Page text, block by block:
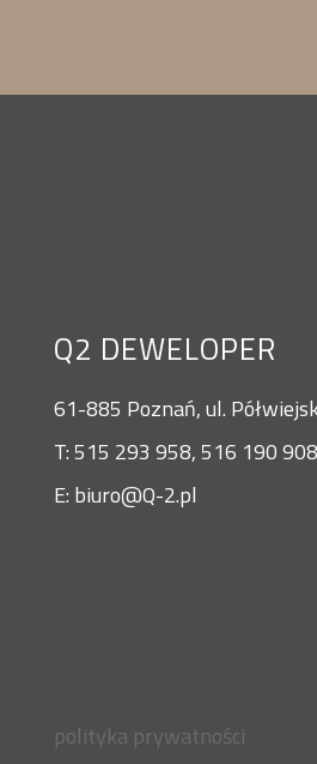
Q2 DEWELOPER
61-885 Poznań, ul.
T: 515 293 958, 516 190 908
E: biuro@Q-2.pl
polityka prywatności